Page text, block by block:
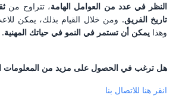
النظر في عدد من العوامل الهامة، تتراوح من
تاريخ الفريق. ومن خلال القيام بذلك، يمكن
وهذا يمكن أن تستمر في النمو في حياتك المهنية.
هل ترغب في الحصول على مزيد من المعلومات
انقر هنا للاتصال بنا